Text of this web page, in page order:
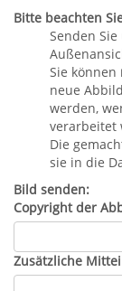
Bitte beachten
Senden
Sie können
neue
werden,
verarbeitet
Die
sie in die
Bild senden:
Copyright der
Zusätzliche